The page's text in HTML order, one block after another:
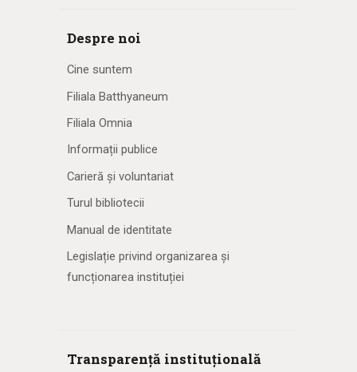
Despre noi
Cine suntem
Filiala Batthyaneum
Filiala Omnia
Informații publice
Carieră și voluntariat
Turul bibliotecii
Manual de identitate
Legislație privind organizarea și
funcționarea instituției
Transparență instituțională